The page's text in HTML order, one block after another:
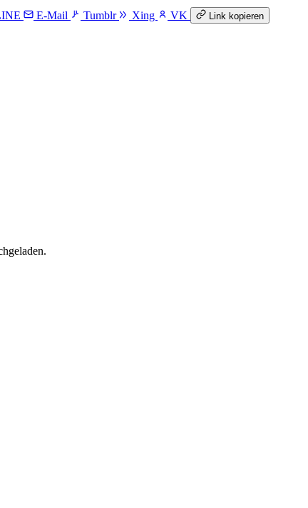
E-Mail Tumblr Xing VK Link kopieren